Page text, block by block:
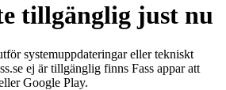
tillgänglig just nu
systemuppdateringar eller tekniskt
ej är tillgänglig finns Fass appar att
Google Play.